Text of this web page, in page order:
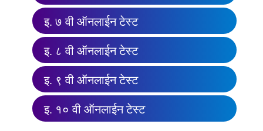
इ. ७ वी ऑनलाईन टेस्ट
इ. ८ वी ऑनलाईन टेस्ट
इ. ९ वी ऑनलाईन टेस्ट
इ. १० वी ऑनलाईन टेस्ट